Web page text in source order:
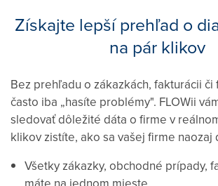
Získajte lepší prehľad o
na pár klikov
Bez prehľadu o zákazkách, fakturácii či
často iba „hasíte problémy". FLOWii
sledovať dôležité dáta o firme v
klikov zistíte, ako sa vašej firme naozaj
Všetky zákazky, obchodné prípady,